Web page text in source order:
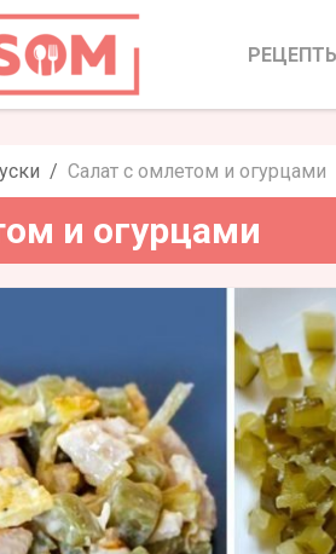
Салат с омлетом и
Салат с омлетом и огурцами
и огурцами